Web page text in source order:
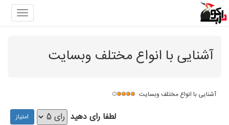
آشنایی با انواع مختلف وبسایت
آشنایی با انواع مختلف وبسایت
لطفا رای دهید